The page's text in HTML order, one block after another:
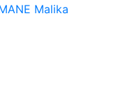
Malika